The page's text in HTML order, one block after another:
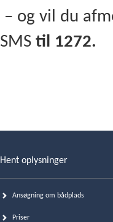
– og vil du
SMS til 1272.
Hent oplysninger
Ansøgning om bådplads
Priser